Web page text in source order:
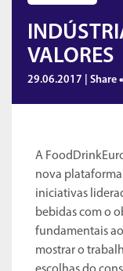
VALORES
29.06.2017 | Share
A
nova
iniciativas
bebidas com o
fundamentais
mostrar o